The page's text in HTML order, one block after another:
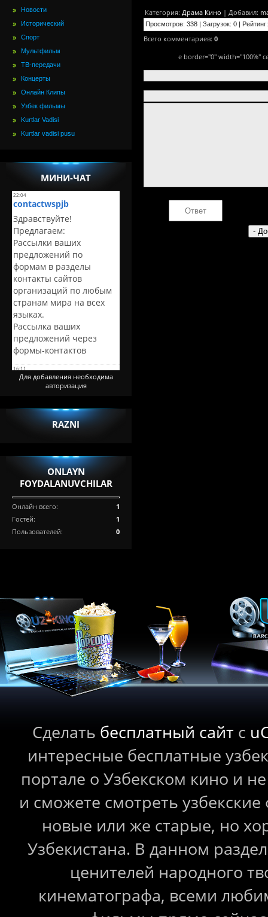
Новости
Исторический
Спорт
Мультфильм
ТВ-передачи
Концерты
Онлайн Клипы
Узбек фильмы
Kurtlar Vadisi
Kurtlar vadisi pusu
МИНИ-ЧАТ
Для добавления необходима
авторизация
RAZNI
ONLAYN
FOYDALANUVCHILAR
Онлайн всего:
1
Гостей:
1
Пользователей:
0
Категория: Драма Кино | Добавил:
Просмотров: 338 | Загрузок: 0 | Рейтинг:
Всего комментариев: 0
e border="0" width="100%"
Сделать бесплатный сайт с
интересные бесплатные
портале о Узбекском кино и
и сможете смотреть
новые или же старые, но
Узбекистана. В данном
ценителей народного
кинематографа, всеми